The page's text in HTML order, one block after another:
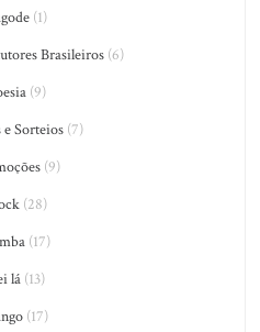
(1)
Brasileiros(6)
(9)
Sorteios(7)
(9)
(28)
(17)
lá (13)
(17)